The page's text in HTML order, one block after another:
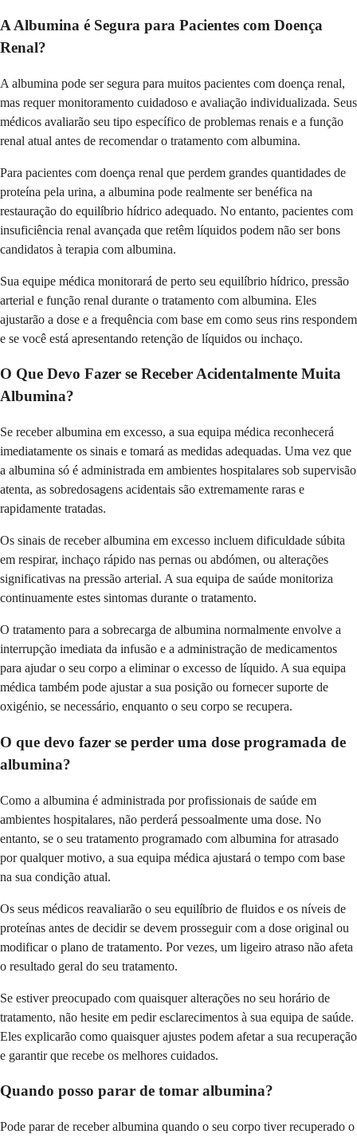
A Albumina é Segura para Pacientes com Doença
Renal?
A albumina pode ser segura para muitos pacientes com doença renal,
mas requer monitoramento cuidadoso e avaliação individualizada. Seus
médicos avaliarão seu tipo específico de problemas renais e a função
renal atual antes de recomendar o tratamento com albumina.
Para pacientes com doença renal que perdem grandes quantidades de
proteína pela urina, a albumina pode realmente ser benéfica na
restauração do equilíbrio hídrico adequado. No entanto, pacientes com
insuficiência renal avançada que retêm líquidos podem não ser bons
candidatos à terapia com albumina.
Sua equipe médica monitorará de perto seu equilíbrio hídrico, pressão
arterial e função renal durante o tratamento com albumina. Eles
ajustarão a dose e a frequência com base em como seus rins respondem
e se você está apresentando retenção de líquidos ou inchaço.
O Que Devo Fazer se Receber Acidentalmente Muita
Albumina?
Se receber albumina em excesso, a sua equipa médica reconhecerá
imediatamente os sinais e tomará as medidas adequadas. Uma vez que
a albumina só é administrada em ambientes hospitalares sob supervisão
atenta, as sobredosagens acidentais são extremamente raras e
rapidamente tratadas.
Os sinais de receber albumina em excesso incluem dificuldade súbita
em respirar, inchaço rápido nas pernas ou abdómen, ou alterações
significativas na pressão arterial. A sua equipa de saúde monitoriza
continuamente estes sintomas durante o tratamento.
O tratamento para a sobrecarga de albumina normalmente envolve a
interrupção imediata da infusão e a administração de medicamentos
para ajudar o seu corpo a eliminar o excesso de líquido. A sua equipa
médica também pode ajustar a sua posição ou fornecer suporte de
oxigénio, se necessário, enquanto o seu corpo se recupera.
O que devo fazer se perder uma dose programada de
albumina?
Como a albumina é administrada por profissionais de saúde em
ambientes hospitalares, não perderá pessoalmente uma dose. No
entanto, se o seu tratamento programado com albumina for atrasado
por qualquer motivo, a sua equipa médica ajustará o tempo com base
na sua condição atual.
Os seus médicos reavaliarão o seu equilíbrio de fluidos e os níveis de
proteínas antes de decidir se devem prosseguir com a dose original ou
modificar o plano de tratamento. Por vezes, um ligeiro atraso não afeta
o resultado geral do seu tratamento.
Se estiver preocupado com quaisquer alterações no seu horário de
tratamento, não hesite em pedir esclarecimentos à sua equipa de saúde.
Eles explicarão como quaisquer ajustes podem afetar a sua recuperação
e garantir que recebe os melhores cuidados.
Quando posso parar de tomar albumina?
Pode parar de receber albumina quando o seu corpo tiver recuperado o